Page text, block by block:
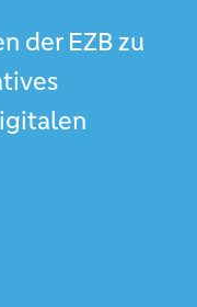
der EZB zu